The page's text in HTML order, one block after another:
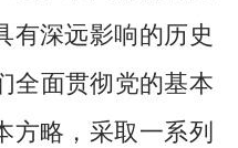
有深远影响的历史
全面贯彻党的基本
方略，采取一系列